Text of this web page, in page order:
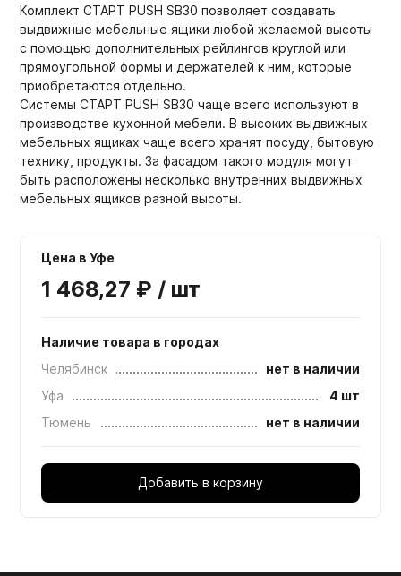
Комплект СТАРТ PUSH SB30 позволяет создавать
выдвижные мебельные ящики любой желаемой высоты
с помощью дополнительных рейлингов круглой или
прямоугольной формы и держателей к ним, которые
приобретаются отдельно.
Системы СТАРТ PUSH SB30 чаще всего используют в
производстве кухонной мебели. В высоких выдвижных
мебельных ящиках чаще всего хранят посуду, бытовую
технику, продукты. За фасадом такого модуля могут
быть расположены несколько внутренних выдвижных
мебельных ящиков разной высоты.
Цена в Уфе
1 468,27 ₽ / шт
Наличие товара в городах
Челябинск
нет в наличии
Уфа
4 шт
Тюмень
нет в наличии
Добавить в корзину